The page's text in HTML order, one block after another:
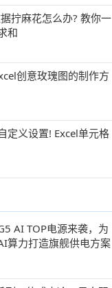
拧麻花怎么办? 教你一
和
创意玫瑰图的制作方
定义设置! Excel单元格
AI TOP电源来袭，为
算力打造旗舰供电方案